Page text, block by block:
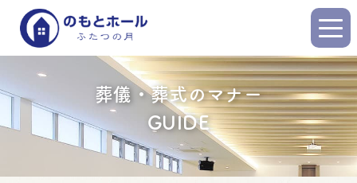
葬儀・葬式のマナー
GUIDE